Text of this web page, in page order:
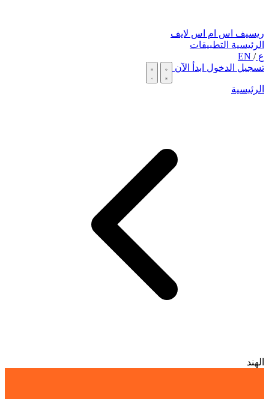
ريسيف اس ام اس لايف
الرئيسية التطبيقات
ع/
تسجيل الدخول ابدأ الآن
الرئيسية
الهند